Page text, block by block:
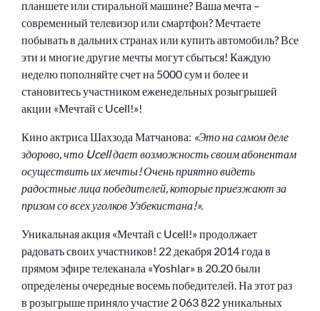
планшете или стиральной машине? Ваша мечта –
современный телевизор или смартфон? Мечтаете
побывать в дальних странах или купить автомобиль? Все
эти и многие другие мечты могут сбыться! Каждую
неделю пополняйте счет на 5000 сум и более и
становитесь участником еженедельных розыгрышей
акции «Мечтай с Ucell!»!
Кино актриса Шахзода Матчанова: «Это на самом деле
здорово, что Ucell дает возможность своим абонентам
осуществить их мечты! Очень приятно видеть
радостные лица победителей, которые приезжают за
призом со всех уголков Узбекистана!».
Уникальная акция «Мечтай с Ucell!» продолжает
радовать своих участников! 22 декабря 2014 года в
прямом эфире телеканала «Yoshlar» в 20.20 были
определены очередные восемь победителей. На этот раз
в розыгрыше приняло участие 2 063 822 уникальных